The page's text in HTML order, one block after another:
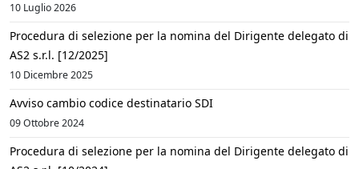
10 Luglio 2026
Procedura di selezione per la nomina del Dirigente delegato di
AS2 s.r.l. [12/2025]
10 Dicembre 2025
Avviso cambio codice destinatario SDI
09 Ottobre 2024
Procedura di selezione per la nomina del Dirigente delegato di